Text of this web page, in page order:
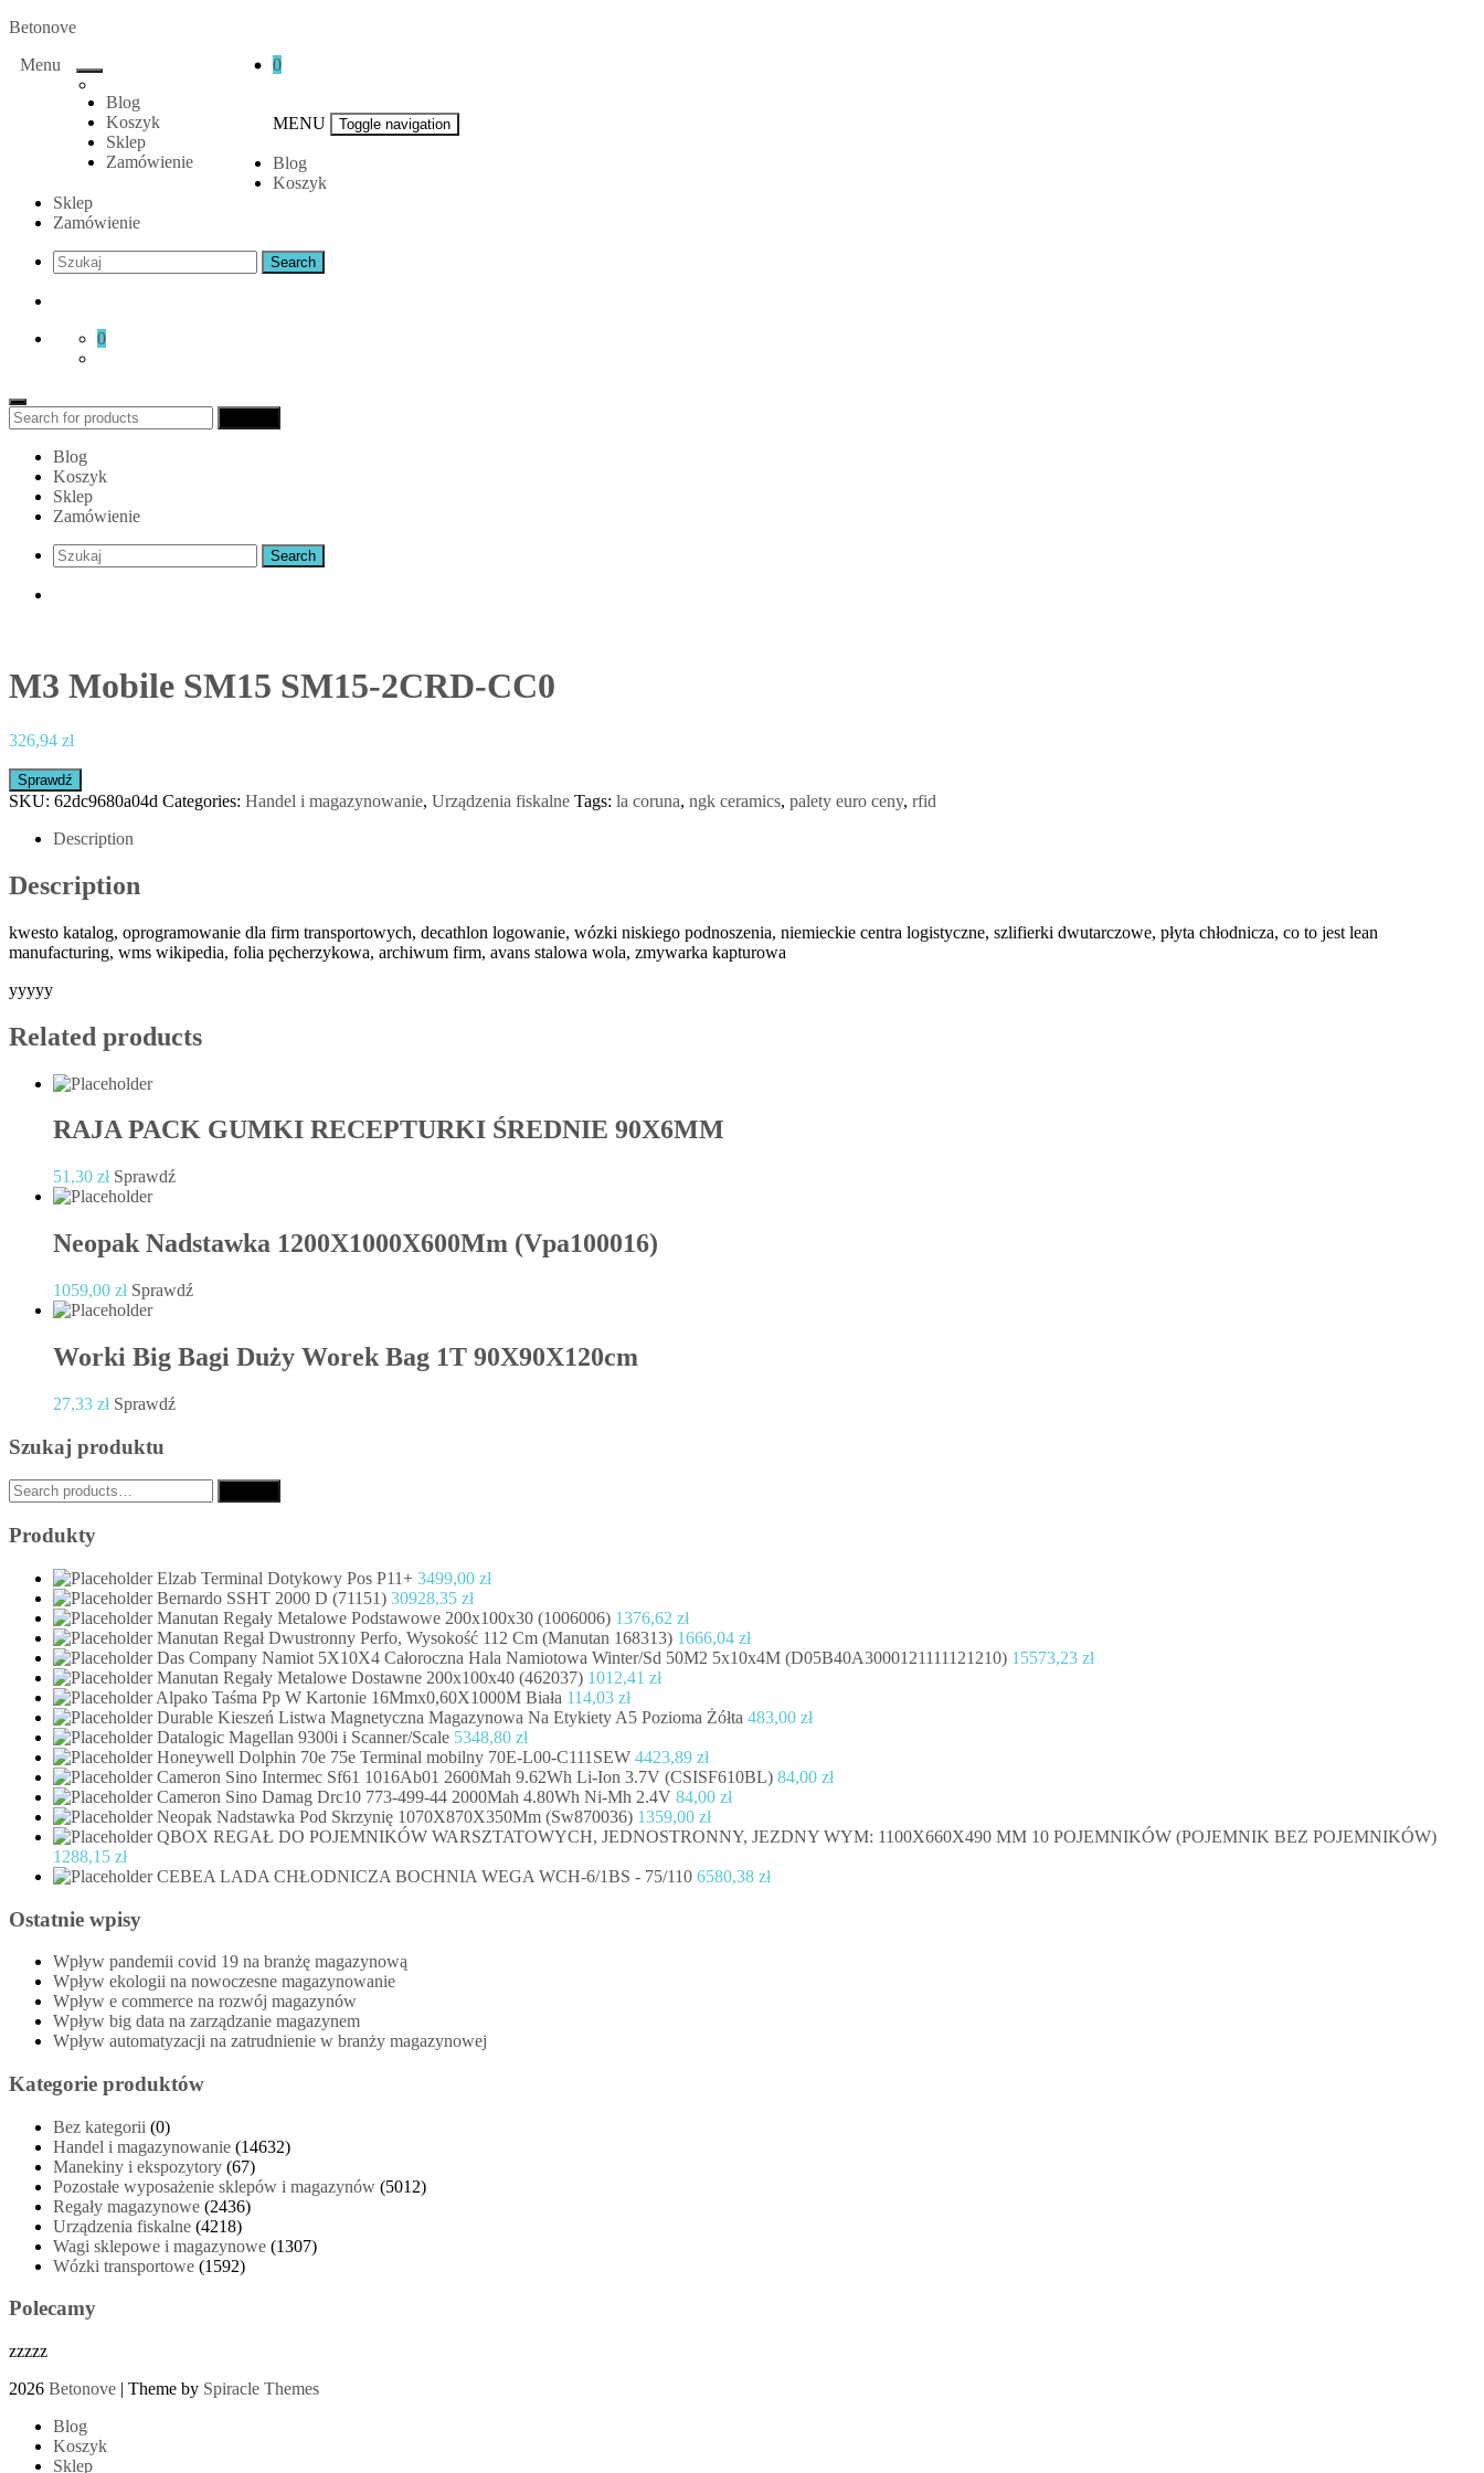
Skip
content
Betonove
Menu
Blog
Koszyk
Sklep
Zamówienie
0
MENU Toggle navigation
Blog
Koszyk
Sklep
Zamówienie
0
Search
for:
Blog
Koszyk
Sklep
Zamówienie
M3 Mobile SM15 SM15-2CRD-CC0
326,94 zł
Sprawdź
SKU: 62dc9680a04d Categories: Handel i magazynowanie, Urządzenia fiskalne Tags: la coruna, ngk ceramics, palety euro ceny, rfid
Description
Description
kwesto katalog, oprogramowanie dla firm transportowych, decathlon logowanie, wózki niskiego podnoszenia, niemieckie centra logistyczne, szlifierki dwutarczowe, płyta chłodnicza, co to jest lean
manufacturing, wms wikipedia, folia pęcherzykowa, archiwum firm, avans stalowa wola, zmywarka kapturowa
yyyyy
Related products
RAJA PACK GUMKI RECEPTURKI ŚREDNIE 90X6MM
51,30 zł Sprawdź
Neopak Nadstawka 1200X1000X600Mm (Vpa100016)
1059,00 zł Sprawdź
Worki Big Bagi Duży Worek Bag 1T 90X90X120cm
27,33 zł Sprawdź
Szukaj produktu
Search
for:
Produkty
Elzab Terminal Dotykowy Pos P11+ 3499,00 zł
Bernardo SSHT 2000 D (71151) 30928,35 zł
Manutan Regały Metalowe Podstawowe 200x100x30 (1006006) 1376,62 zł
Manutan Regał Dwustronny Perfo, Wysokość 112 Cm (Manutan 168313) 1666,04 zł
Das Company Namiot 5X10X4 Całoroczna Hala Namiotowa Winter/Sd 50M2 5x10x4M (D05B40A3000121111121210) 15573,23 zł
Manutan Regały Metalowe Dostawne 200x100x40 (462037) 1012,41 zł
Alpako Taśma Pp W Kartonie 16Mmx0,60X1000M Biała 114,03 zł
Durable Kieszeń Listwa Magnetyczna Magazynowa Na Etykiety A5 Pozioma Żółta 483,00 zł
Datalogic Magellan 9300i i Scanner/Scale 5348,80 zł
Honeywell Dolphin 70e 75e Terminal mobilny 70E-L00-C111SEW 4423,89 zł
Cameron Sino Intermec Sf61 1016Ab01 2600Mah 9.62Wh Li-Ion 3.7V (CSISF610BL) 84,00 zł
Cameron Sino Damag Drc10 773-499-44 2000Mah 4.80Wh Ni-Mh 2.4V 84,00 zł
Neopak Nadstawka Pod Skrzynię 1070X870X350Mm (Sw870036) 1359,00 zł
QBOX REGAŁ DO POJEMNIKÓW WARSZTATOWYCH, JEDNOSTRONNY, JEZDNY WYM: 1100X660X490 MM 10 POJEMNIKÓW (POJEMNIK BEZ POJEMNIKÓW)
1288,15 zł
CEBEA LADA CHŁODNICZA BOCHNIA WEGA WCH-6/1BS - 75/110 6580,38 zł
Ostatnie wpisy
Wpływ pandemii covid 19 na branżę magazynową
Wpływ ekologii na nowoczesne magazynowanie
Wpływ e commerce na rozwój magazynów
Wpływ big data na zarządzanie magazynem
Wpływ automatyzacji na zatrudnienie w branży magazynowej
Kategorie produktów
Bez kategorii (0)
Handel i magazynowanie (14632)
Manekiny i ekspozytory (67)
Pozostałe wyposażenie sklepów i magazynów (5012)
Regały magazynowe (2436)
Urządzenia fiskalne (4218)
Wagi sklepowe i magazynowe (1307)
Wózki transportowe (1592)
Polecamy
zzzzz
2026 Betonove | Theme by Spiracle Themes
Blog
Koszyk
Sklep